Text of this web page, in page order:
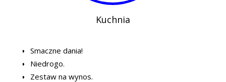
Kuchnia
Smaczne dania!
Niedrogo.
Zestaw na wynos.